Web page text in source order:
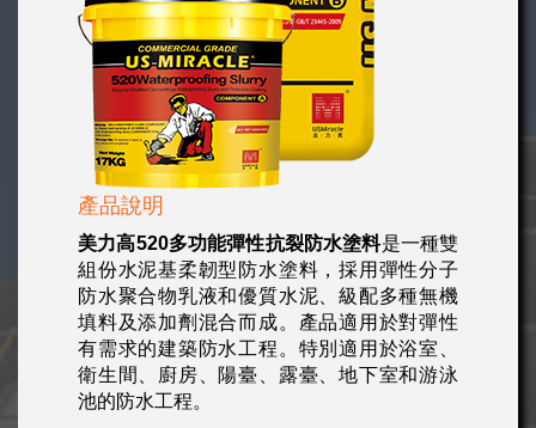
產品說明
美力高520多功能彈性抗裂防水塗料是一種雙
組份水泥基柔韌型防水塗料，採用彈性分子
防水聚合物乳液和優質水泥、級配多種無機
填料及添加劑混合而成。產品適用於對彈性
有需求的建築防水工程。特別適用於浴室、
衛生間、廚房、陽臺、露臺、地下室和游泳
池的防水工程。